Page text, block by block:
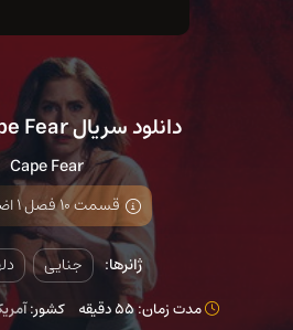
دانلود سریال Cape Fear
Cape Fear
قسمت 10 فصل 1 اضافه شد
ژانرها: جنایی
مدت زمان: 55 دقیقه کشور: